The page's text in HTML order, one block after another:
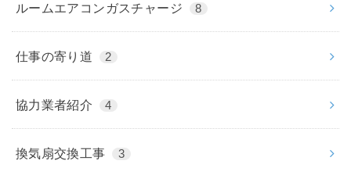
ルームエアコンガスチャージ 8
仕事の寄り道 2
協力業者紹介 4
換気扇交換工事 3